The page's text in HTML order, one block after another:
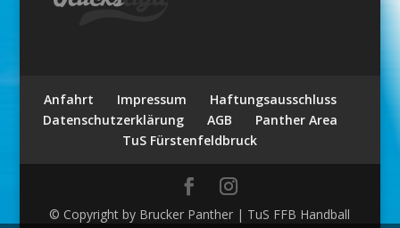
Anfahrt Impressum
Haftungsausschluss
Datenschutzerklärung
AGB
Panther Area
TuS Fürstenfeldbruck
© Copyright by Brucker Panther | TuS FFB Handball